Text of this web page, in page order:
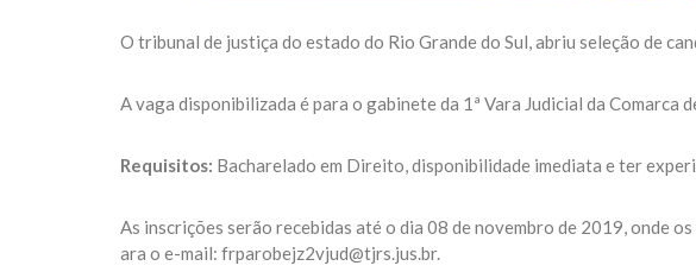
O tribunal de justiça do estado do Rio Grande do Sul, abriu seleção de
A vaga disponibilizada é para o gabinete da 1ª Vara Judicial da Comarca
Requisitos: Bacharelado em Direito, disponibilidade imediata e ter
As inscrições serão recebidas até o dia 08 de novembro de 2019, onde
ara o e-mail: frparobejz2vjud@tjrs.jus.br.